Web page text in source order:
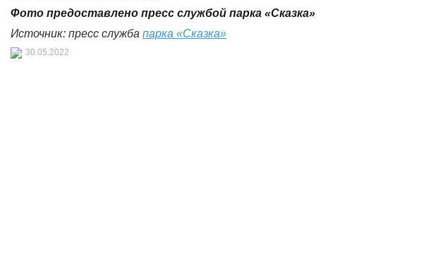
Фото предоставлено пресс службой парка «Сказка»
Источник: пресс служба парка «Сказка»
30.05.2022